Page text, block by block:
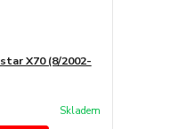
X70 (8/2002-
Skladem